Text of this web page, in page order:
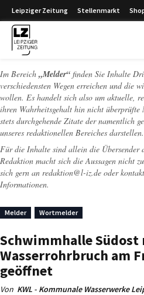
Leipziger Zeitung Stellenmarkt
Im Bereich „Melder“ finden Sie Inhalte
verschiedensten Wegen erreichen und die
wollen. Es handelt sich also um aktuelle,
ihren Wahrheitsgehalt hin nicht
stets durchgehende Zitate der namentlich
unseres redaktionellen Bereiches darstellen.
Für die Inhalte sind allein die
Redaktion macht sich die Aussagen nicht
sich gern an redaktion@l-iz.de oder
Informationen.
Melder Wortmelder
Schwimmhalle Südost
Wasserrohrbruch am
geöffnet
Von KWL - Kommunale Wasserwerke